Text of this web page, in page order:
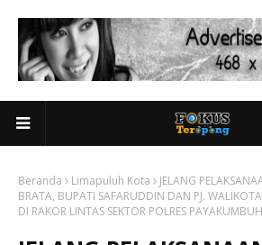
Beranda Limapuluh Kota
JELANG
BRATA, BUPATI SAFARUDDIN DAN PJ.
DI RAKOR LINTAS SEKTOR POLRES PAYAKUMBUH